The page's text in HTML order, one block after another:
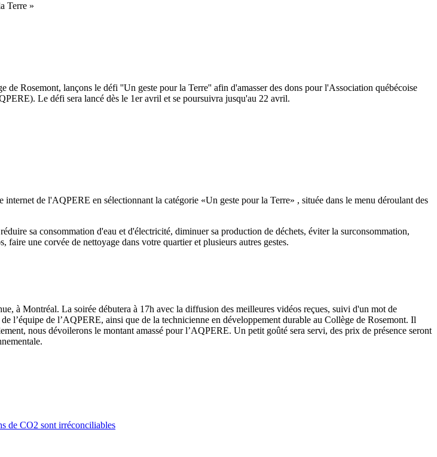
Terre »
de Rosemont, lançons le défi ''Un geste pour la Terre'' afin d'amasser des dons pour l'Association québécoise
Le défi sera lancé dès le 1eravril et se poursuivra jusqu'au 22 avril.
internet de l'AQPERE en sélectionnant la catégorie «Un geste pour la Terre» , située dans le menu déroulant des
sa consommation d'eau et d'électricité, diminuer sa production de déchets, éviter la surconsommation,
faire une corvée de nettoyage dans votre quartier et plusieurs autres gestes.
à Montréal. La soirée débutera à 17h avec la diffusion des meilleures vidéos reçues, suivi d'un mot de
l’équipe de l’AQPERE, ainsi que de la technicienne en développement durable au Collège de Rosemont. Il
nous dévoilerons le montant amassé pour l’AQPERE. Un petit goûté sera servi, des prix de présence seront
de CO2 sont irréconciliables